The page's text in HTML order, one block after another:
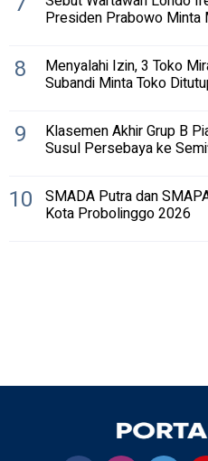
Presiden Prabowo Minta
8 Menyalahi Izin, 3 Toko
Subandi Minta Toko
9 Klasemen Akhir Grup B
Susul Persebaya ke
10 SMADA Putra dan
Kota Probolinggo 2026